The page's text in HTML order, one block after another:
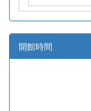
開館時間